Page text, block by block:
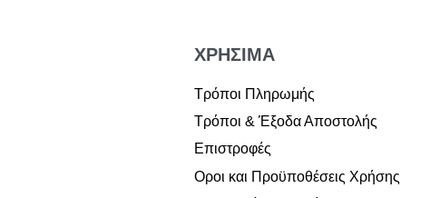
ΧΡΗΣΙΜΑ
Τρόποι Πληρωμής
Τρόποι & Έξοδα Αποστολής
Επιστροφές
Οροι και Προϋποθέσεις Χρήσης